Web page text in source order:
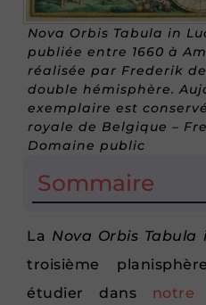
Nova Orbis Tabula in
publiée entre 1660 à
réalisée par Frederik
double hémisphère.
exemplaire est
royale de Belgique –
Domaine public
Sommaire
La Nova Orbis Tabula
troisième
étudier dans notre